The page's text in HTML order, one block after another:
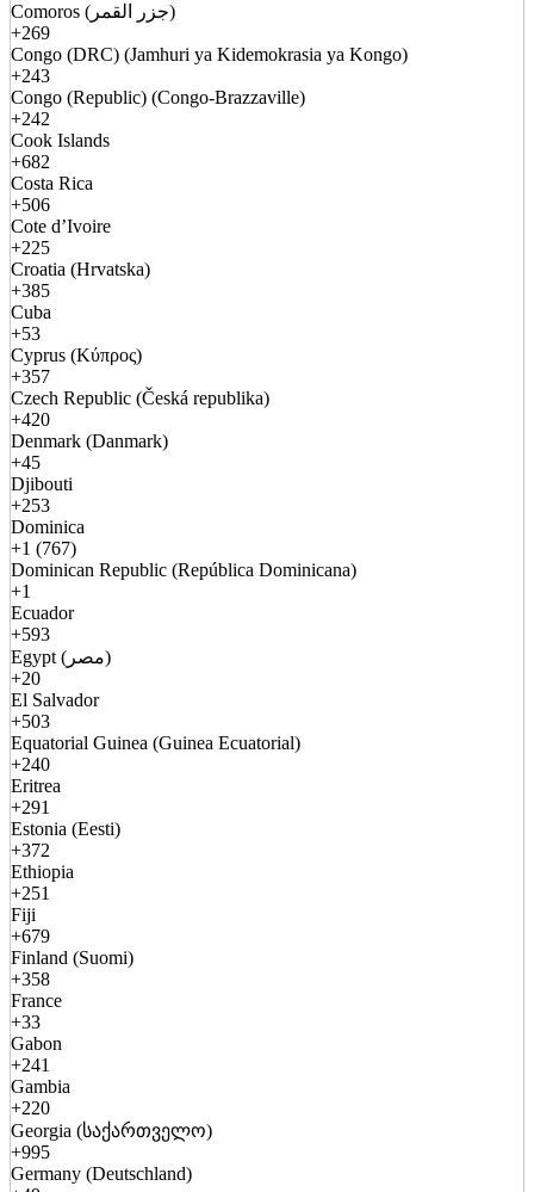
Comoros (جزر القمر)
+269
Congo (DRC) (Jamhuri ya Kidemokrasia ya Kongo)
+243
Congo (Republic) (Congo-Brazzaville)
+242
Cook Islands
+682
Costa Rica
+506
Cote d’Ivoire
+225
Croatia (Hrvatska)
+385
Cuba
+53
Cyprus (Κύπρος)
+357
Czech Republic (Česká republika)
+420
Denmark (Danmark)
+45
Djibouti
+253
Dominica
+1 (767)
Dominican Republic (República Dominicana)
+1
Ecuador
+593
Egypt (مصر)
+20
El Salvador
+503
Equatorial Guinea (Guinea Ecuatorial)
+240
Eritrea
+291
Estonia (Eesti)
+372
Ethiopia
+251
Fiji
+679
Finland (Suomi)
+358
France
+33
Gabon
+241
Gambia
+220
Georgia (საქართველო)
+995
Germany (Deutschland)